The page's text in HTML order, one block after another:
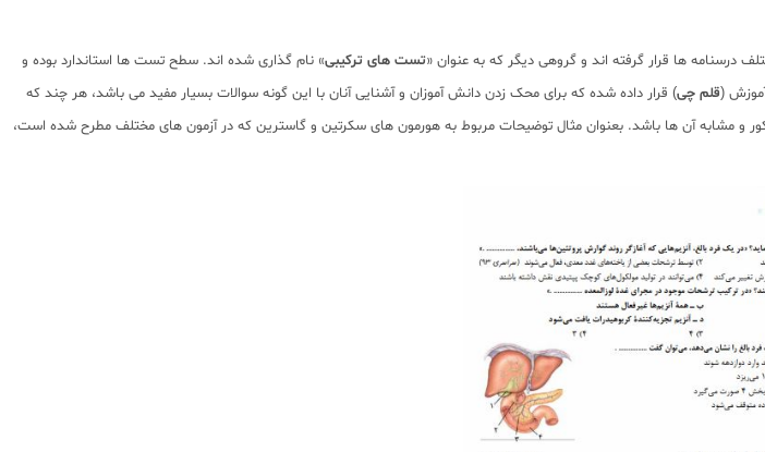
ها قرار گرفته اند و گروهی دیگر که به عنوان «تست های ترکیبی» نام گذاری شده اند. سطح تست ها استاندارد بوده و
(قلم چی) قرار داده شده که برای محک زدن دانش آموزان و آشنایی آنان با این گونه سوالات بسیار مفید می باشد، هر چند که
مشابه آن ها باشد. بعنوان مثال توضیحات مربوط به هورمون های سکرتین و گاسترین که در آزمون های مختلف مطرح شده است،